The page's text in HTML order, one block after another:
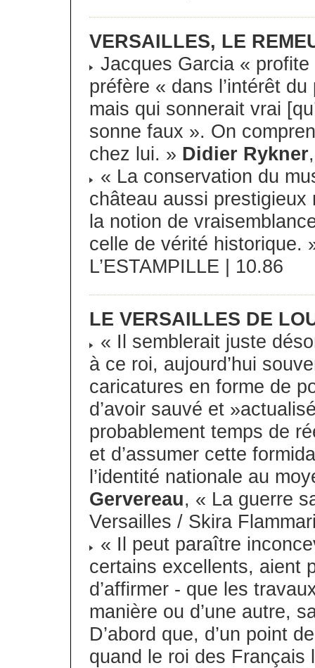
VERSAILLES, LE
Jacques Garcia «
préfère « dans l’intérêt
mais qui sonnerait vrai
sonne faux ». On
chez lui. » Didier Rykner
« La conservation du
château aussi
la notion de
celle de vérité historique.
L’ESTAMPILLE | 10.86
LE VERSAILLES DE
« Il semblerait juste
à ce roi, aujourd’hui
caricatures en forme de
d’avoir sauvé et
probablement temps de
et d’assumer cette
l’identité nationale au
Gervereau, « La guerre
Versailles / Skira
« Il peut paraître
certains excellents, aient
d’affirmer - que les
manière ou d’une autre,
D’abord que, d’un point
quand le roi des Français